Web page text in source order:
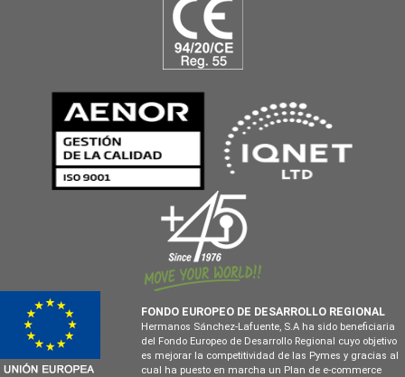
FONDO EUROPEO DE DESARROLLO REGIONAL
Hermanos Sánchez-Lafuente, S.A ha sido beneficiaria
del Fondo Europeo de Desarrollo Regional cuyo objetivo
es mejorar la competitividad de las Pymes y gracias al
cual ha puesto en marcha un Plan de e-commerce